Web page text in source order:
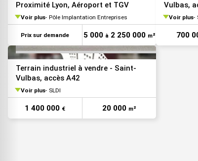
Proximité Lyon, Aéroport et TGV
Voir plus Pôle Implantation Entreprises
Prix sur demande 5 000 à2 250 000 m²
Vulbas,
Voir plus
700
Terrain industriel à vendre - Saint-
Vulbas, accès A42
Voir plus SLDI
1 400 000 € 20 000 m²